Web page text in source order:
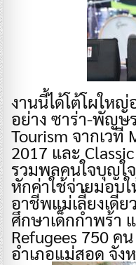
งานนี้ได้โต้โผใหญ่
อย่าง ซาร่า-พัญ
Tourism จากเวที
2017 และ
รวมพลคนใจบุญใ
หักค่าใช้จ่ายมอบ
อาชีพแม่เลี้ยงเดี่
ศึกษาเด็กกำพร้า
Refugees 750
อำเภอแม่สอด จัง